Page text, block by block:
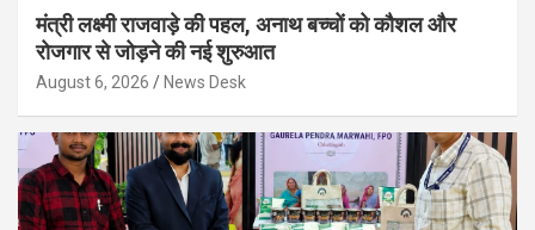
मंत्री लक्ष्मी राजवाड़े की पहल, अनाथ बच्चों को कौशल और
रोजगार से जोड़ने की नई शुरुआत
August 6, 2026 News Desk